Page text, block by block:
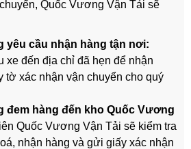
Quốc Vương Vận Tải sẽ
yêu cầu nhận hàng tận nơi:
xe đến địa chỉ đã hẹn để nhận
tờ xác nhận vận chuyển cho quý
đem hàng đến kho Quốc Vương
Quốc Vương Vận Tải sẽ kiểm tra
nhận hàng và gửi giấy xác nhận